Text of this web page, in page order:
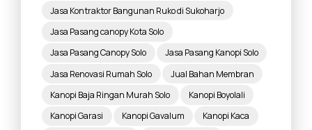
Jasa Kontraktor Bangunan Ruko di Sukoharjo
Jasa Pasang canopy Kota Solo
Jasa Pasang Canopy Solo
Jasa Pasang Kanopi Solo
Jasa Renovasi Rumah Solo
Jual Bahan Membran
Kanopi Baja Ringan Murah Solo
Kanopi Boyolali
Kanopi Garasi
Kanopi Gavalum
Kanopi Kaca